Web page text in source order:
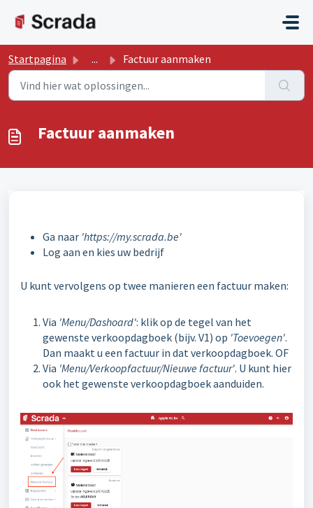
Startpagina ... Factuur aanmaken
Factuur aanmaken
Ga naar 'https://my.scrada.be'
Log aan en kies uw bedrijf
U kunt vervolgens op twee manieren een factuur maken:
Via 'Menu/Dashoard': klik op de tegel van het
gewenste verkoopdagboek (bijv. V1) op 'Toevoegen'.
Dan maakt u een factuur in dat verkoopdagboek. OF
Via 'Menu/Verkoopfactuur/Nieuwe factuur'. U kunt hier
ook het gewenste verkoopdagboek aanduiden.